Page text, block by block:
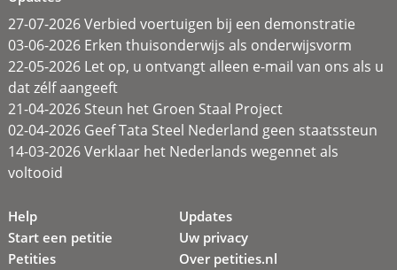
27-07-2026 Verbied voertuigen bij een demonstratie
03-06-2026 Erken thuisonderwijs als onderwijsvorm
22-05-2026 Let op, u ontvangt alleen e-mail van ons als u
dat zélf aangeeft
21-04-2026 Steun het Groen Staal Project
02-04-2026 Geef Tata Steel Nederland geen staatssteun
14-03-2026 Verklaar het Nederlands wegennet als
voltooid
Help
Start een petitie
Petities
Updates
Uw privacy
Over petities.nl